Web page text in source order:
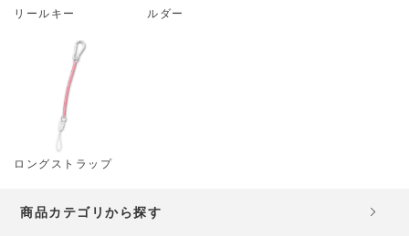
リールキー
ルダー
ロングストラップ
商品カテゴリから探す